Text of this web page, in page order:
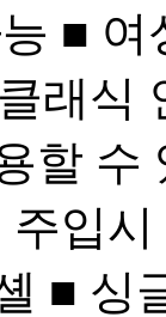
■
래식
할 수
주입
■ 싱